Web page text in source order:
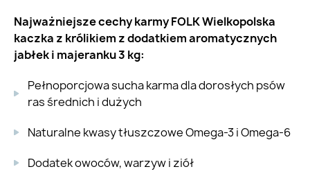
Najważniejsze cechy karmy FOLK Wielkopolska
kaczka z królikiem z dodatkiem aromatycznych
jabłek i majeranku 3 kg:
Pełnoporcjowa sucha karma dla dorosłych psów
ras średnich i dużych
Naturalne kwasy tłuszczowe Omega-3 i Omega-6
Dodatek owoców, warzyw i ziół